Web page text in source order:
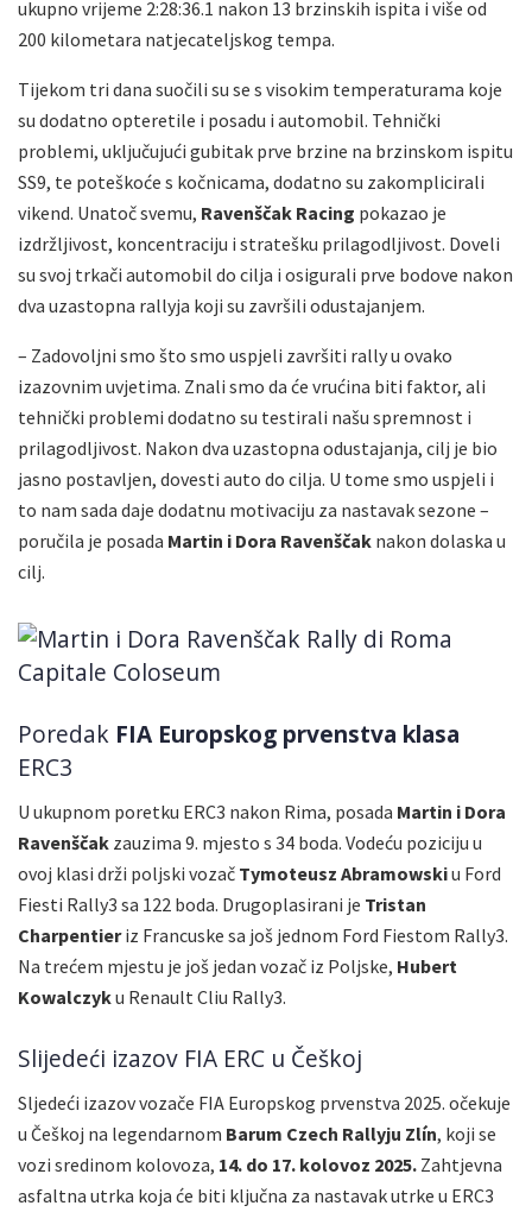
ukupno vrijeme 2:28:36.1 nakon 13 brzinskih ispita i više od
200 kilometara natjecateljskog tempa.
Tijekom tri dana suočili su se s visokim temperaturama koje
su dodatno opteretile i posadu i automobil. Tehnički
problemi, uključujući gubitak prve brzine na brzinskom ispitu
SS9, te poteškoće s kočnicama, dodatno su zakomplicirali
vikend. Unatoč svemu, Ravenščak Racing pokazao je
izdržljivost, koncentraciju i stratešku prilagodljivost. Doveli
su svoj trkači automobil do cilja i osigurali prve bodove nakon
dva uzastopna rallyja koji su završili odustajanjem.
– Zadovoljni smo što smo uspjeli završiti rally u ovako
izazovnim uvjetima. Znali smo da će vrućina biti faktor, ali
tehnički problemi dodatno su testirali našu spremnost i
prilagodljivost. Nakon dva uzastopna odustajanja, cilj je bio
jasno postavljen, dovesti auto do cilja. U tome smo uspjeli i
to nam sada daje dodatnu motivaciju za nastavak sezone –
poručila je posada Martin i Dora Ravenščak nakon dolaska u
cilj.
Poredak FIA Europskog prvenstva klasa
ERC3
U ukupnom poretku ERC3 nakon Rima, posada Martin i Dora
Ravenščak zauzima 9. mjesto s 34 boda. Vodeću poziciju u
ovoj klasi drži poljski vozač Tymoteusz Abramowskiu Ford
Fiesti Rally3 sa 122 boda. Drugoplasirani je Tristan
Charpentieriz Francuske sa još jednom Ford Fiestom Rally3.
Na trećem mjestu je još jedan vozač iz Poljske, Hubert
Kowalczyku Renault Cliu Rally3.
Slijedeći izazov FIA ERC u Češkoj
Sljedeći izazov vozače FIA Europskog prvenstva 2025. očekuje
u Češkoj na legendarnom Barum Czech Rallyju Zlín, koji se
vozi sredinom kolovoza, 14. do 17. kolovoz 2025. Zahtjevna
asfaltna utrka koja će biti ključna za nastavak utrke u ERC3